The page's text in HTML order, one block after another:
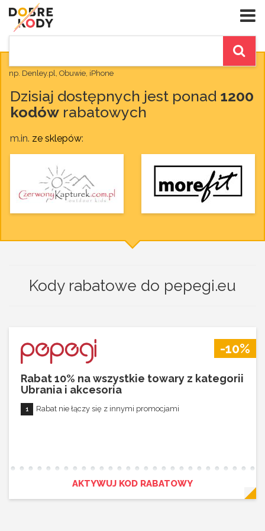
np. Denley.pl, Obuwie, iPhone
Dzisiaj dostępnych jest ponad 1200
kodów rabatowych
m.in. ze sklepów:
Kody rabatowe do pepegi.eu
-10%
Rabat 10% na wszystkie towary z kategorii
Ubrania i akcesoria
Rabat nie łączy się z innymi promocjami
AKTYWUJ KOD RABATOWY